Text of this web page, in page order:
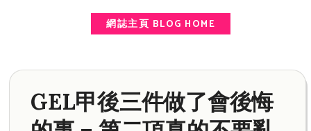
網誌主頁 BLOG HOME
GEL甲後三件做了會後悔